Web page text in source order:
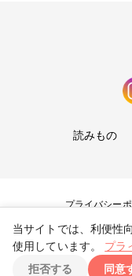
読みもの
プライバシー
Copyright ©2026
当サイトでは、利便性
使用しています。
プラ
拒否する
同意